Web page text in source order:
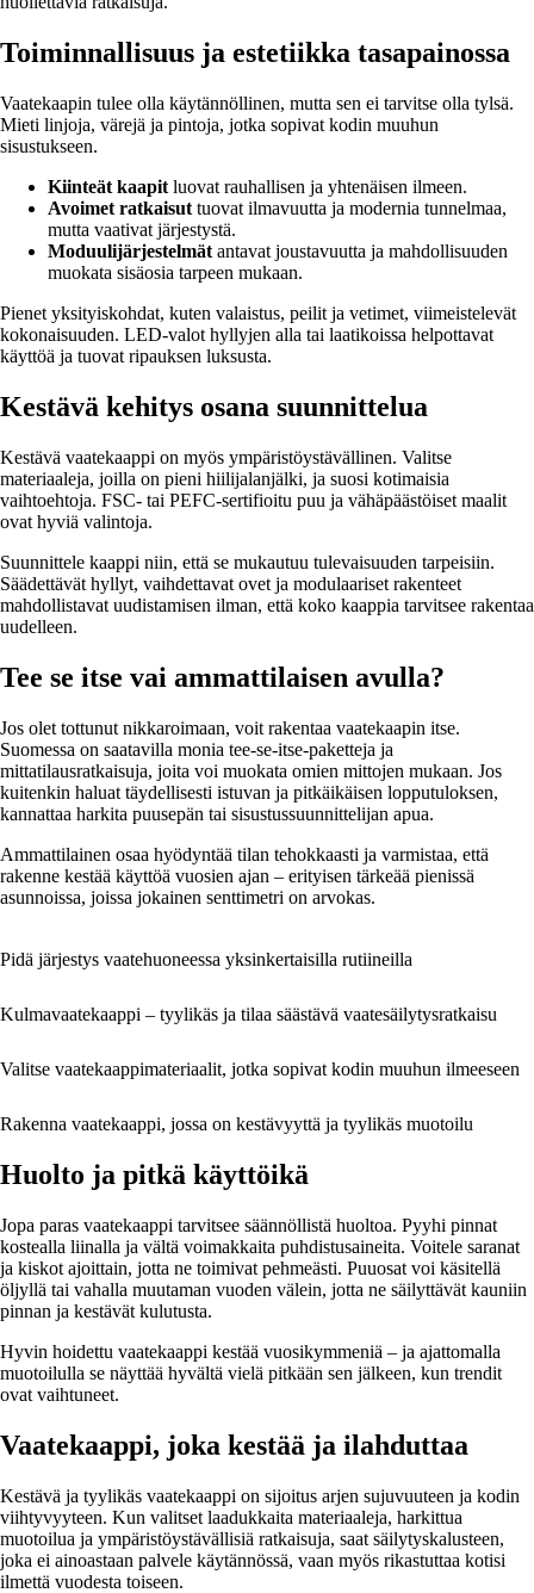
Toiminnallisuus ja estetiikka tasapainossa
Vaatekaapin tulee olla käytännöllinen, mutta sen ei tarvitse olla tylsä.
Mieti linjoja, värejä ja pintoja, jotka sopivat kodin muuhun
sisustukseen.
Kiinteät kaapit luovat rauhallisen ja yhtenäisen ilmeen.
Avoimet ratkaisut tuovat ilmavuutta ja modernia tunnelmaa,
mutta vaativat järjestystä.
Moduulijärjestelmät antavat joustavuutta ja mahdollisuuden
muokata sisäosia tarpeen mukaan.
Pienet yksityiskohdat, kuten valaistus, peilit ja vetimet, viimeistelevät
kokonaisuuden. LED-valot hyllyjen alla tai laatikoissa helpottavat
käyttöä ja tuovat ripauksen luksusta.
Kestävä kehitys osana suunnittelua
Kestävä vaatekaappi on myös ympäristöystävällinen. Valitse
materiaaleja, joilla on pieni hiilijalanjälki, ja suosi kotimaisia
vaihtoehtoja. FSC- tai PEFC-sertifioitu puu ja vähäpäästöiset maalit
ovat hyviä valintoja.
Suunnittele kaappi niin, että se mukautuu tulevaisuuden tarpeisiin.
Säädettävät hyllyt, vaihdettavat ovet ja modulaariset rakenteet
mahdollistavat uudistamisen ilman, että koko kaappia tarvitsee rakentaa
uudelleen.
Tee se itse vai ammattilaisen avulla?
Jos olet tottunut nikkaroimaan, voit rakentaa vaatekaapin itse.
Suomessa on saatavilla monia tee-se-itse-paketteja ja
mittatilausratkaisuja, joita voi muokata omien mittojen mukaan. Jos
kuitenkin haluat täydellisesti istuvan ja pitkäikäisen lopputuloksen,
kannattaa harkita puusepän tai sisustussuunnittelijan apua.
Ammattilainen osaa hyödyntää tilan tehokkaasti ja varmistaa, että
rakenne kestää käyttöä vuosien ajan – erityisen tärkeää pienissä
asunnoissa, joissa jokainen senttimetri on arvokas.
Pidä järjestys vaatehuoneessa yksinkertaisilla rutiineilla
Kulmavaatekaappi – tyylikäs ja tilaa säästävä vaatesäilytysratkaisu
Valitse vaatekaappimateriaalit, jotka sopivat kodin muuhun ilmeeseen
Rakenna vaatekaappi, jossa on kestävyyttä ja tyylikäs muotoilu
Huolto ja pitkä käyttöikä
Jopa paras vaatekaappi tarvitsee säännöllistä huoltoa. Pyyhi pinnat
kostealla liinalla ja vältä voimakkaita puhdistusaineita. Voitele saranat
ja kiskot ajoittain, jotta ne toimivat pehmeästi. Puuosat voi käsitellä
öljyllä tai vahalla muutaman vuoden välein, jotta ne säilyttävät kauniin
pinnan ja kestävät kulutusta.
Hyvin hoidettu vaatekaappi kestää vuosikymmeniä – ja ajattomalla
muotoilulla se näyttää hyvältä vielä pitkään sen jälkeen, kun trendit
ovat vaihtuneet.
Vaatekaappi, joka kestää ja ilahduttaa
Kestävä ja tyylikäs vaatekaappi on sijoitus arjen sujuvuuteen ja kodin
viihtyvyyteen. Kun valitset laadukkaita materiaaleja, harkittua
muotoilua ja ympäristöystävällisiä ratkaisuja, saat säilytyskalusteen,
joka ei ainoastaan palvele käytännössä, vaan myös rikastuttaa kotisi
ilmettä vuodesta toiseen.